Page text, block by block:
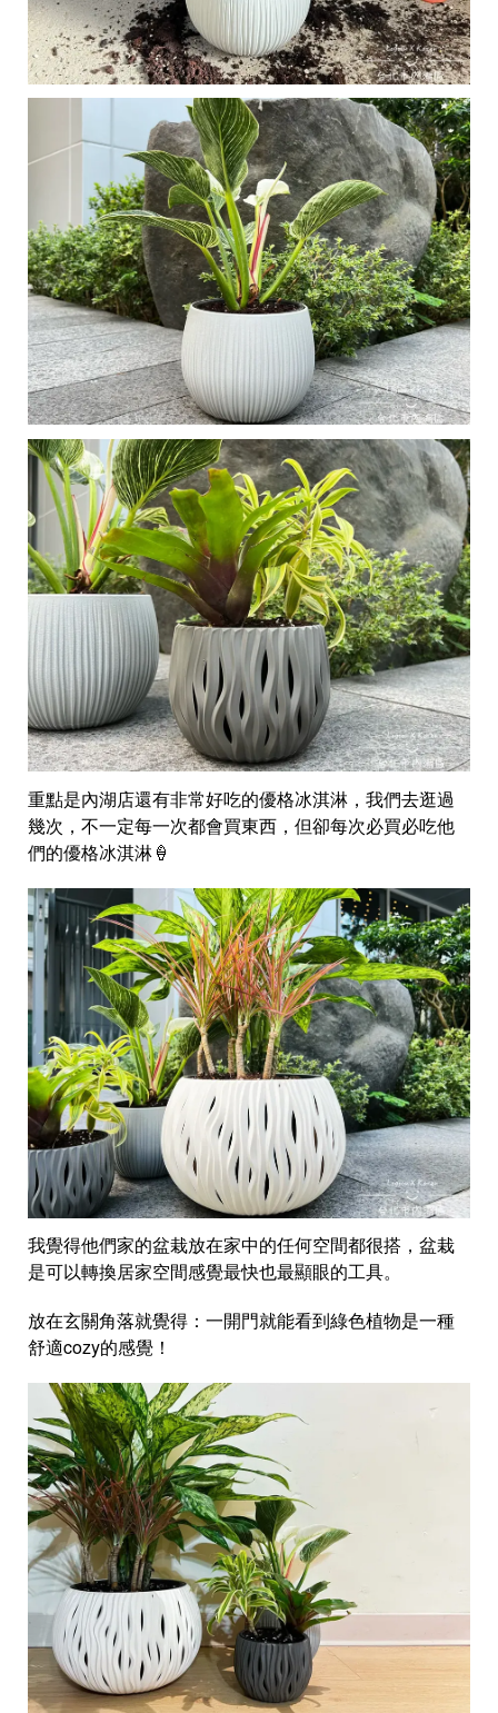
重點是內湖店還有非常好吃的優格冰淇淋，我們去逛過
幾次，不一定每一次都會買東西，但卻每次必買必吃他
們的優格冰淇淋🍦
我覺得他們家的盆栽放在家中的任何空間都很搭，盆栽
是可以轉換居家空間感覺最快也最顯眼的工具。
放在玄關角落就覺得：一開門就能看到綠色植物是一種
舒適cozy的感覺！